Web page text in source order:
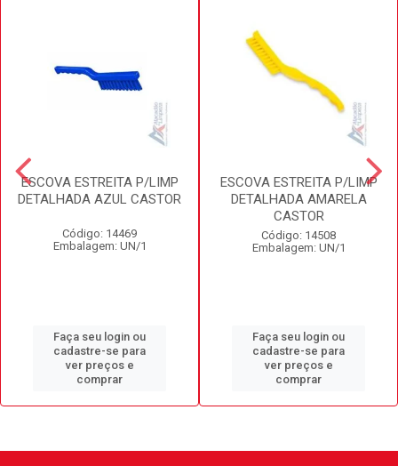
ESCOVA ESTREITA P/LIMP
DETALHADA AZUL CASTOR
Código: 14469
Embalagem: UN/1
Faça seu login ou
cadastre-se para
ver preços e
comprar
ESCOVA ESTREITA P/LIMP
DETALHADA AMARELA
CASTOR
Código: 14508
Embalagem: UN/1
Faça seu login ou
cadastre-se para
ver preços e
comprar